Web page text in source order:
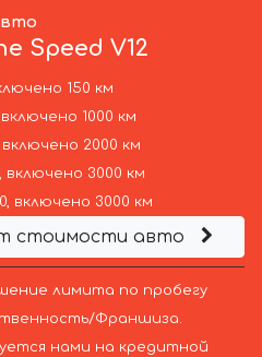
Speed V12
150 км
1000 км
включено 2000 км
включено 3000 км
включено 3000 км
стоимости авто
лимита по пробегу
Франшиза.
нами на кредитной